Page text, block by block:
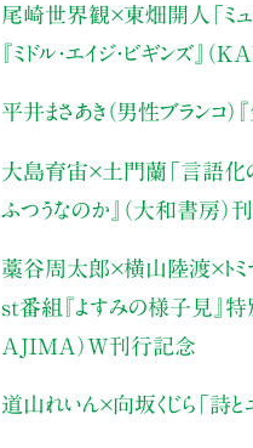
尾崎世界観×東畑開人 「
『ミドル・エイジ・ビギンズ
平井まさあき（男性ブランコ）
大島育宙×土門蘭 「言語化
ふつうなのか』（大和書房）
藁谷周太郎×横山陸渡×トミ
st番組『よすみの様子見』特
AJIMA）W刊行記念
道山れいん×向坂くじら 「詩